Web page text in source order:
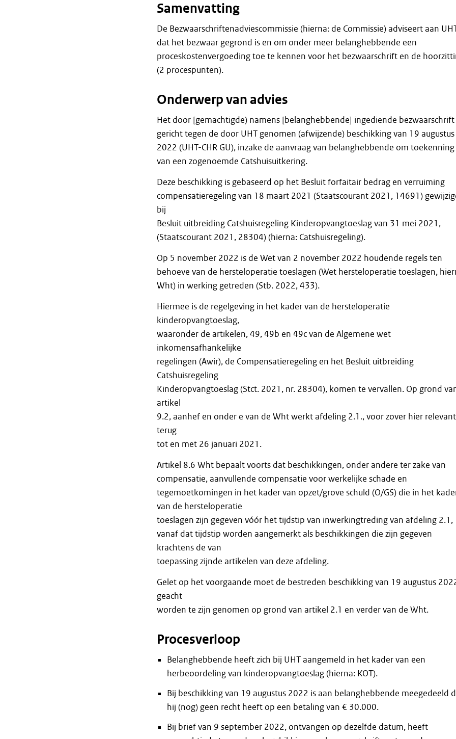
Samenvatting
De Bezwaarschriftenadviescommissie (hierna: de Commissie) adviseert aan
dat het bezwaar gegrond is en om onder meer belanghebbende een
proceskostenvergoeding toe te kennen voor het bezwaarschrift en de
(2 procespunten).
Onderwerp van advies
Het door [gemachtigde) namens [belanghebbende] ingediende bezwaarschrift
gericht tegen de door UHT genomen (afwijzende) beschikking van 19 augustus
2022 (UHT-CHR GU), inzake de aanvraag van belanghebbende om toekenning
van een zogenoemde Catshuisuitkering.
Deze beschikking is gebaseerd op het Besluit forfaitair bedrag en verruiming
compensatieregeling van 18 maart 2021 (Staatscourant 2021, 14691)
bij
Besluit uitbreiding Catshuisregeling Kinderopvangtoeslag van 31 mei 2021,
(Staatscourant 2021, 28304) (hierna: Catshuisregeling).
Op 5 november 2022 is de Wet van 2 november 2022 houdende regels ten
behoeve van de hersteloperatie toeslagen (Wet hersteloperatie toeslagen,
Wht) in werking getreden (Stb. 2022, 433).
Hiermee is de regelgeving in het kader van de hersteloperatie
kinderopvangtoeslag,
waaronder de artikelen, 49, 49b en 49c van de Algemene wet
inkomensafhankelijke
regelingen (Awir), de Compensatieregeling en het Besluit uitbreiding
Catshuisregeling
Kinderopvangtoeslag (Stct. 2021, nr. 28304), komen te vervallen. Op grond
artikel
9.2, aanhef en onder e van de Wht werkt afdeling 2.1., voor zover hier
terug
tot en met 26 januari 2021.
Artikel 8.6 Wht bepaalt voorts dat beschikkingen, onder andere ter zake van
compensatie, aanvullende compensatie voor werkelijke schade en
tegemoetkomingen in het kader van opzet/grove schuld (O/GS) die in het
van de hersteloperatie
toeslagen zijn gegeven vóór het tijdstip van inwerkingtreding van afdeling 2.1,
vanaf dat tijdstip worden aangemerkt als beschikkingen die zijn gegeven
krachtens de van
toepassing zijnde artikelen van deze afdeling.
Gelet op het voorgaande moet de bestreden beschikking van 19 augustus
geacht
worden te zijn genomen op grond van artikel 2.1 en verder van de Wht.
Procesverloop
Belanghebbende heeft zich bij UHT aangemeld in het kader van een
herbeoordeling van kinderopvangtoeslag (hierna: KOT).
Bij beschikking van 19 augustus 2022 is aan belanghebbende meegedeeld
hij (nog) geen recht heeft op een betaling van € 30.000.
Bij brief van 9 september 2022, ontvangen op dezelfde datum, heeft